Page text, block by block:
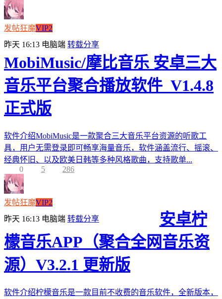
发帖狂魔VIP2
昨天 16:13 电脑端 转载分享
MobiMusic/摩比音乐 安卓三大
音乐平台聚合播放软件_V1.4.8
正式版
软件介绍MobiMusic是一款聚合三大音乐平台资源的听歌工
具，用户无需登录即可畅享海量音乐，软件涵盖流行、摇滚、
经典怀旧、以及欧美日韩等多种风格歌曲，支持歌单...
0
5 286
发帖狂魔VIP2
昨天 16:13 电脑端 转载分享
安卓柠
檬音乐APP（聚合全网音乐资
源）V3.2.1 更新版
软件介绍柠檬音乐是一款目前不收费的音乐软件，全新版本，